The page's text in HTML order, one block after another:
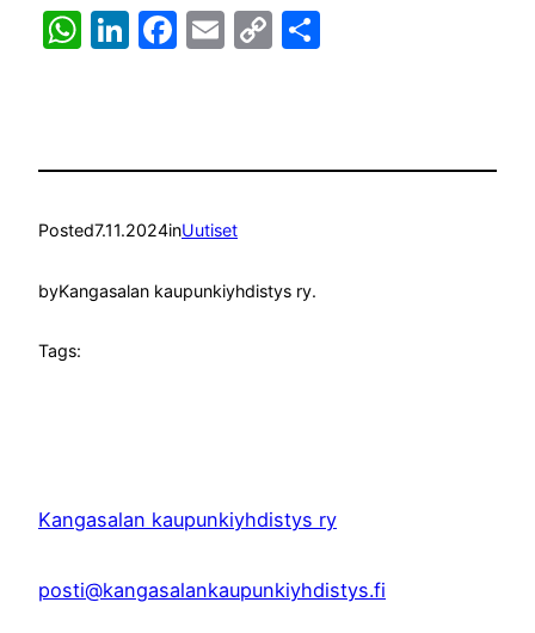
WhatsApp
LinkedIn
Facebook
Email
Copy
Posted7.11.2024inUutiset
byKangasalan kaupunkiyhdistys ry.
Tags:
Kangasalan kaupunkiyhdistys ry
posti@kangasalankaupunkiyhdistys.fi